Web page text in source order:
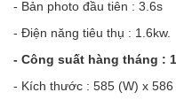
- Bản photo đầu tiên : 3.6s
- Điện năng tiêu thụ : 1.6kw.
- Công suất hàng tháng :
- Kích thước : 585 (W) x 586